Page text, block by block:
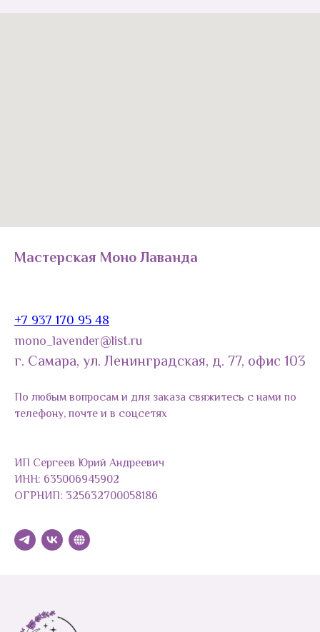
Мастерская Моно Лаванда
+7 937 170 95 48
mono_lavender@list.ru
г. Самара, ул. Ленинградская, д. 77, офис 103
По любым вопросам и для заказа свяжитесь с нами по
телефону, почте и в соцсетях
ИП Сергеев Юрий Андреевич
ИНН: 635006945902
ОГРНИП: 325632700058186